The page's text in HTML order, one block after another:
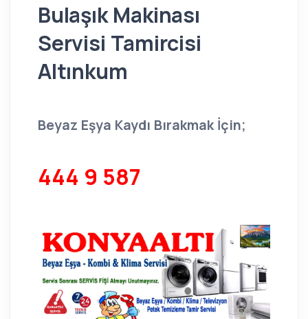
Bulaşık Makinası
Servisi Tamircisi
Altınkum
Beyaz Eşya Kaydı Bırakmak İçin;
444 9 587